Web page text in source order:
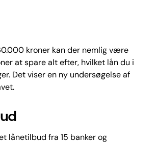
kroner kan der nemlig være
at spare alt efter, hvilket lån du i
Det viser en ny undersøgelse af
lånetilbud fra 15 banker og